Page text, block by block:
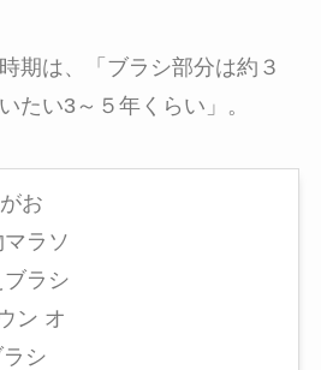
期は、「ブラシ部分は約３
たい3～５年くらい」。
お
ラソ
ラシ
ン オ
シ